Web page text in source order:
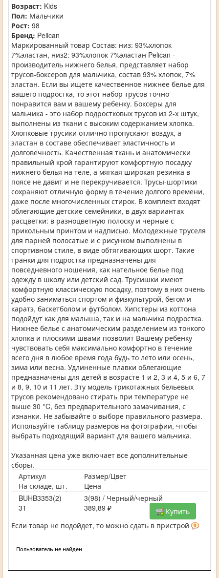
Возраст: Kids
Пол: Мальчики
Рост: 98
Бренд: Pelican
Маркированный товар Состав: низ: 93%хлопок
7%эластан, низ2: 93%хлопок 7%эластан Pelican -
производитель нижнего белья, представляет набор
трусов-боксеров для мальчика, состав 93% хлопок, 7%
эластан. Если вы ищете качественное нижнее белье для
вашего подростка, то этот набор трусов точно
понравится вам и вашему ребенку. Боксеры для
мальчика - это набор подростковых трусов из 2-х штук,
выполнены из ткани с высоким содержанием хлопка.
Хлопковые трусики отлично пропускают воздух, а
эластан в составе обеспечивает эластичность и
долговечность. Качественная ткань и анатомически
правильный крой гарантируют комфортную посадку
нижнего белья на теле, а мягкая широкая резинка в
поясе не давит и не перекручивается. Трусы-шортики
сохраняют отличную форму в течение долгого времени,
даже после многочисленных стирок. В комплект входят
облегающие детские семейники, в двух вариантах
расцветки: в разноцветную полоску и черные с
прикольным принтом и надписью. Молодежные труселя
для парней полосатые и с рисунком выполнены в
спортивном стиле, в виде обтягивающих шорт. Такие
транки для подростка предназначены для
повседневного ношения, как нательное белье под
одежду в школу или детский сад. Трусишки имеют
комфортную классическую посадку, поэтому в них очень
удобно заниматься спортом и физкультурой, бегом и
каратэ, баскетболом и футболом. Хипстеры из коттона
подойдут как для малыша, так и на мальчика подростка.
Нижнее белье с анатомическим разделением из тонкого
хлопка и плоскими швами позволит Вашему ребенку
чувствовать себя максимально комфортно в течение
всего дня в любое время года будь то лето или осень,
зима или весна. Удлиненные плавки облегающие
предназначены для детей в возрасте 1 и 2, 3 и 4, 5 и 6, 7
и 8, 9, 10 и 11 лет. Эту модель трикотажных бельевых
трусов рекомендовано стирать при температуре не
выше 30 °C, без предварительного замачивания, с
изнанки. Не забывайте о выборе правильного размера.
Используйте таблицу размеров на фотографии, чтобы
выбрать подходящий вариант для вашего мальчика.
Указанная цена уже включает все дополнительные
сборы.
Артикул
Размер/Цвет
На складе, шт.
Цена
BUHB3353(2)
3(98) / Черный/черный
31
389,89 ₽
Купить
Если товар не подойдет, то можно сдать в пристрой
Пользователь не найден